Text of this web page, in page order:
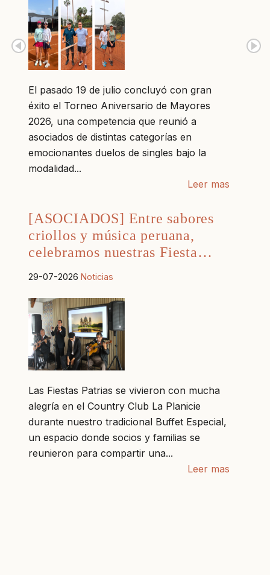
El pasado 19 de julio concluyó con gran
éxito el Torneo Aniversario de Mayores
2026, una competencia que reunió a
asociados de distintas categorías en
emocionantes duelos de singles bajo la
modalidad...
Leer mas
[ASOCIADOS] Entre sabores
criollos y música peruana,
celebramos nuestras Fiesta…
29-07-2026 Noticias
Las Fiestas Patrias se vivieron con mucha
alegría en el Country Club La Planicie
durante nuestro tradicional Buffet Especial,
un espacio donde socios y familias se
reunieron para compartir una...
Leer mas